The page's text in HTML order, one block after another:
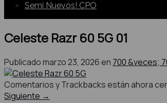
Semi Nuevos! CPO
Celeste Razr 60 5G 01
Publicadomarzo 23, 2026en 700 &veces;
Comentarios y Trackbacks están ahora
Siguiente →